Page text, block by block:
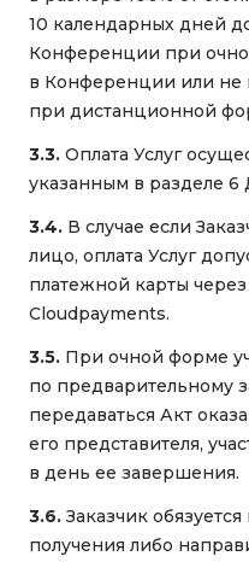
10 календарных дней
Конференции при
в Конференции или не
при дистанционной
3.3. Оплата Услуг
указанным в разделе 6
3.4. В случае если
лицо, оплата Услуг
платежной карты
Cloudpayments.
3.5. При очной форме
по предварительному
передаваться Акт
его представителя,
в день ее завершения.
3.6. Заказчик
получения либо